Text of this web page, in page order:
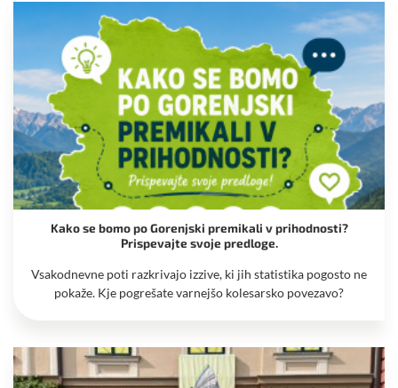
Kako se bomo po Gorenjski premikali v prihodnosti?
Prispevajte svoje predloge.
Vsakodnevne poti razkrivajo izzive, ki jih statistika pogosto ne
pokaže. Kje pogrešate varnejšo kolesarsko povezavo?